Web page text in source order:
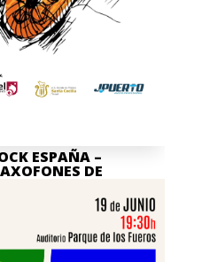
ESPAÑA –
DE
Asociación
"Santa Cecilia"